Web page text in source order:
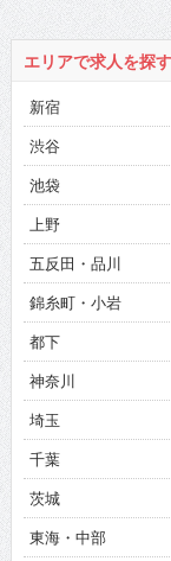
エリアで求人を探す
新宿
渋谷
池袋
上野
五反田・品川
錦糸町・小岩
都下
神奈川
埼玉
千葉
茨城
東海・中部